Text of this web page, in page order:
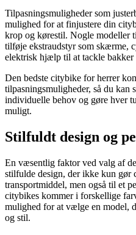
Tilpasningsmuligheder som
mulighed for at finjustere din
krop og kørestil. Nogle modeller
tilføje ekstraudstyr som skærme,
elektrisk hjælp til at tackle bakker
Den bedste citybike for herrer
tilpasningsmuligheder, så du
individuelle behov og gøre hver
muligt.
Stilfuldt design og
En væsentlig faktor ved valg af
stilfulde design, der ikke kun gør
transportmiddel, men også til et
citybikes kommer i forskellige
mulighed for at vælge en model,
og stil.